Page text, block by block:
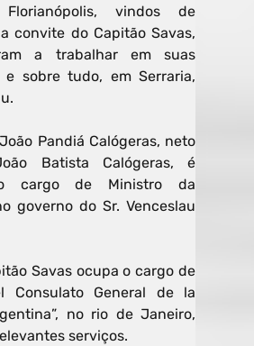
vindos de
convite do Capitão Savas,
a trabalhar em suas
e sobre tudo, em Serraria,
Pandiá Calógeras, neto
Batista Calógeras, é
cargo de Ministro da
governo do Sr. Venceslau
Savas ocupa o cargo de
Consulato General de la
no rio de Janeiro,
serviços.